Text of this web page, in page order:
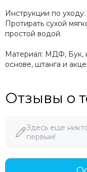
Инструкции по уходу:
Протирать сухой
простой водой.
Материал: МДФ, Бук,
основе, штанга и
Отзывы о
Здесь еще
первым!